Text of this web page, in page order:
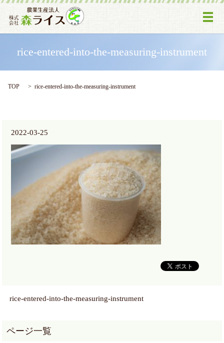
メ
rice-entered-into-the-measuring-instrument
TOP rice-entered-into-the-measuring-instrument
2022-03-25
rice-entered-into-the-measuring-instrument